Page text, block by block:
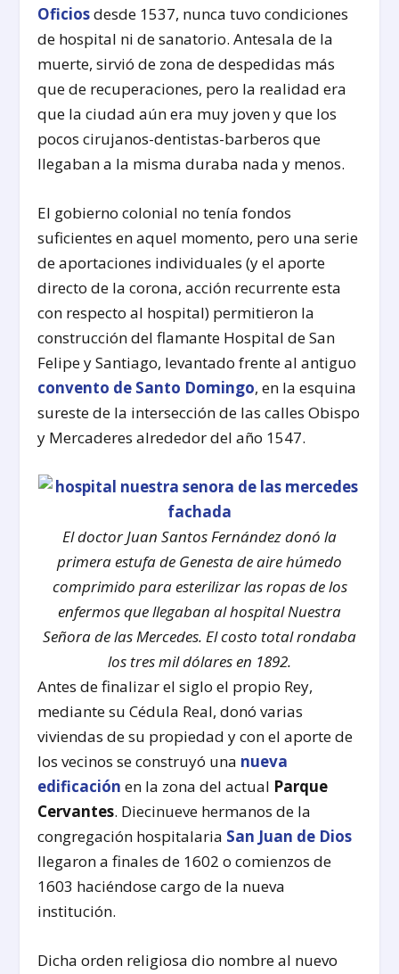
Oficiosdesde 1537, nunca tuvo condiciones
de hospital ni de sanatorio. Antesala de la
muerte, sirvió de zona de despedidas más
que de recuperaciones, pero la realidad era
que la ciudad aún era muy joven y que los
pocos cirujanos-dentistas-barberos que
llegaban a la misma duraba nada y menos.
El gobierno colonial no tenía fondos
suficientes en aquel momento, pero una serie
de aportaciones individuales (y el aporte
directo de la corona, acción recurrente esta
con respecto al hospital) permitieron la
construcción del flamante Hospital de San
Felipe y Santiago, levantado frente al antiguo
convento de Santo Domingo, en la esquina
sureste de la intersección de las calles Obispo
y Mercaderes alrededor del año 1547.
El doctor Juan Santos Fernández donó la
primera estufa de Genesta de aire húmedo
comprimido para esterilizar las ropas de los
enfermos que llegaban al hospital Nuestra
Señora de las Mercedes. El costo total rondaba
los tres mil dólares en 1892.
Antes de finalizar el siglo el propio Rey,
mediante su Cédula Real, donó varias
viviendas de su propiedad y con el aporte de
los vecinos se construyó una nueva
edificaciónen la zona del actual Parque
Cervantes. Diecinueve hermanos de la
congregación hospitalaria San Juan de Dios
llegaron a finales de 1602 o comienzos de
1603 haciéndose cargo de la nueva
institución.
Dicha orden religiosa dio nombre al nuevo